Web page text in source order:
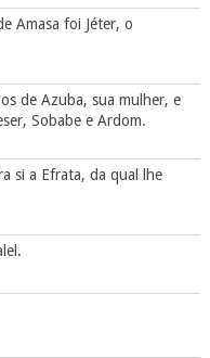
Amasa foi Jéter, o
de Azuba, sua mulher, e
Sobabe e Ardom.
si a Efrata, da qual lhe